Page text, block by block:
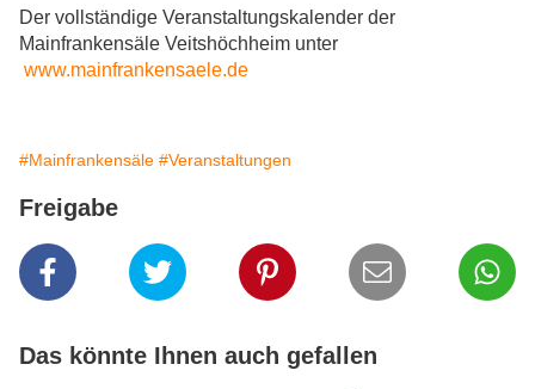
Der vollständige Veranstaltungskalender der
Mainfrankensäle Veitshöchheim unter
www.mainfrankensaele.de
#Mainfrankensäle #Veranstaltungen
Freigabe
Das könnte Ihnen auch gefallen